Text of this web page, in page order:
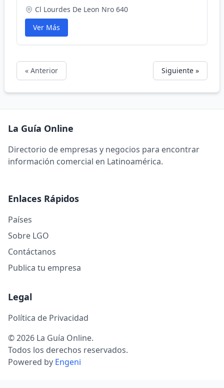
Cl Lourdes De Leon Nro 640
Ver Más
« Anterior Siguiente »
La Guía Online
Directorio de empresas y negocios para encontrar
información comercial en Latinoamérica.
Enlaces Rápidos
Países
Sobre LGO
Contáctanos
Publica tu empresa
Legal
Política de Privacidad
© 2026 La Guía Online.
Todos los derechos reservados.
Powered by Engeni